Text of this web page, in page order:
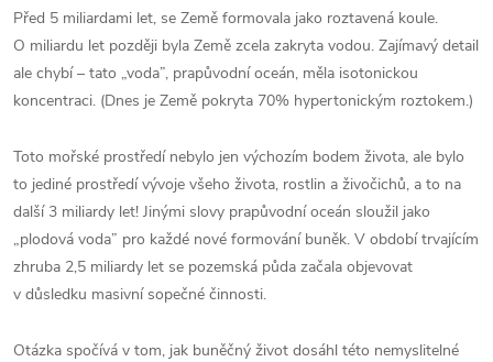
Před 5 miliardami let, se Země formovala jako roztavená koule.
O miliardu let později byla Země zcela zakryta vodou. Zajímavý detail
ale chybí – tato „voda”, prapůvodní oceán, měla isotonickou
koncentraci. (Dnes je Země pokryta 70% hypertonickým roztokem.)
Toto mořské prostředí nebylo jen výchozím bodem života, ale bylo
to jediné prostředí vývoje všeho života, rostlin a živočichů, a to na
další 3 miliardy let! Jinými slovy prapůvodní oceán sloužil jako
„plodová voda” pro každé nové formování buněk. V období trvajícím
zhruba 2,5 miliardy let se pozemská půda začala objevovat
v důsledku masivní sopečné činnosti.
Otázka spočívá v tom, jak buněčný život dosáhl této nemyslitelné